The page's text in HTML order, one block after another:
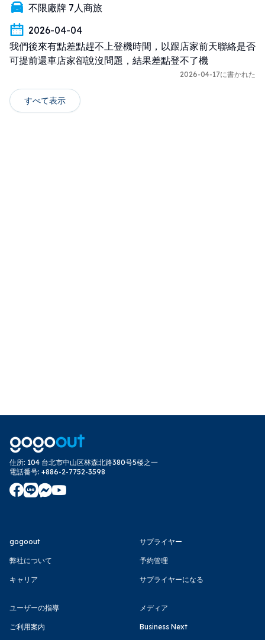
不限廠牌 7人商旅
2026-04-04
我們後來有點差點趕不上登機時間，以跟店家前天聯絡是否
可提前還車店家卻說沒問題，結果差點登不了機
2026-04-17に書かれた
すべて表示
住所: 104 台北市中山区林森北路380号5楼之一
電話番号: +886-2-7752-3598
gogoout
弊社について
キャリア
サプライヤー
予約管理
サプライヤーになる
ユーザーの指導
ご利用案内
メディア
Business Next